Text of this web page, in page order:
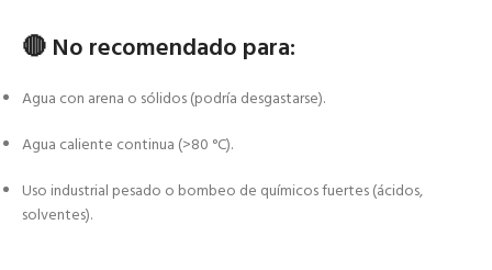
🔴 No recomendado para:
Agua con arena o sólidos (podría desgastarse).
Agua caliente continua (>80 °C).
Uso industrial pesado o bombeo de químicos fuertes (ácidos,
solventes).